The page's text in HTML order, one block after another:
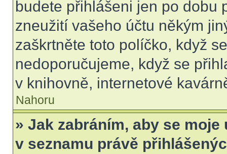
budete přihlášeni jen po dobu
zneužití vašeho účtu někým
zaškrtněte toto políčko, když
nedoporučujeme, když se
v knihovně, internetové
Nahoru
» Jak zabráním, aby se
v seznamu právě